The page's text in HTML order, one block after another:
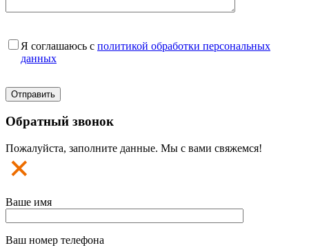
Я соглашаюсь с политикой обработки персональных
данных
Обратный звонок
Пожалуйста, заполните данные. Мы с вами свяжемся!
Ваше имя
Ваш номер телефона